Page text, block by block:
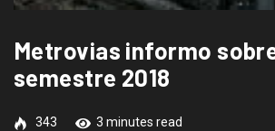
Metrovias informo
semestre 2018
343 3 minutes read